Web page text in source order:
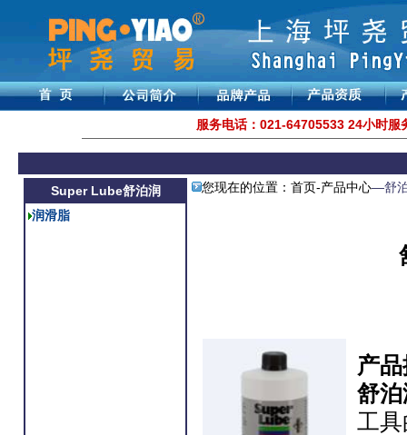
服务电话：021-64705533 24小时
Super Lube舒泊润
润滑脂
您现在的位置： 首页-产品中心—舒
产
舒
工